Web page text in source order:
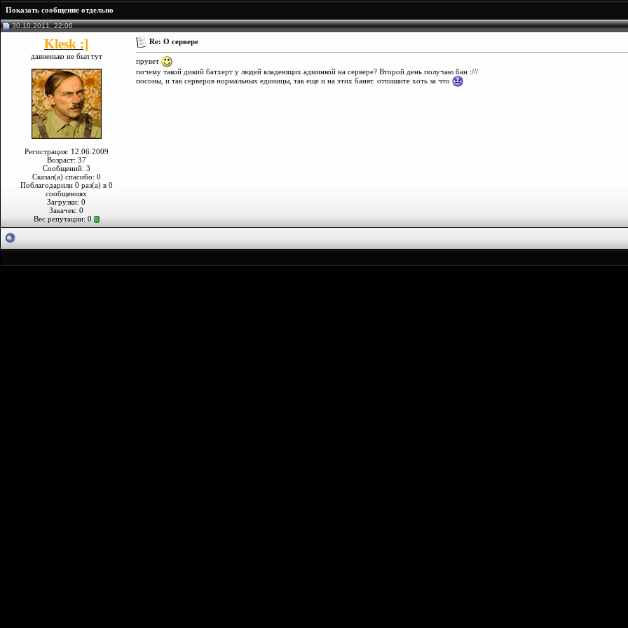
Показать сообщение отдельно
30.10.2011, 22:06
Klesk :]
давненько не был тут
Регистрация: 12.06.2009
Возраст: 37
Сообщений: 3
Сказал(а) спасибо: 0
Поблагодарили 0 раз(а) в 0
сообщениях
Загрузки: 0
Закачек: 0
Вес репутации: 0
Re: О сервере
прувет
почему такой дикий батхерт у людей владеющих админкой на сервере? Второй день получаю бан :///
посоны, и так серверов нормальных единицы, так еще и на этих банят. отпишите хоть за что